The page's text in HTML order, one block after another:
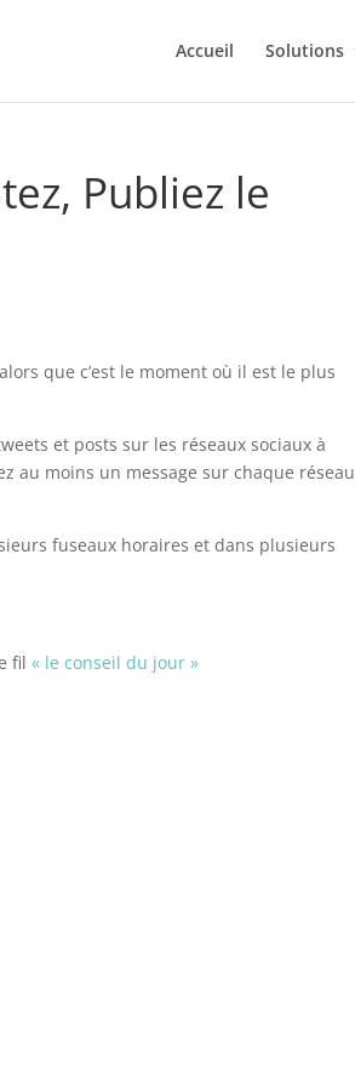
Accueil Solutions
Publiez le
que c’est le moment où il est le plus
et posts sur les réseaux sociaux à
au moins un message sur chaque réseau
fuseaux horaires et dans plusieurs
fil« le conseil du jour »